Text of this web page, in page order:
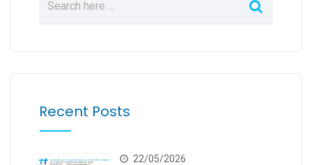
Recent Posts
22/05/2026